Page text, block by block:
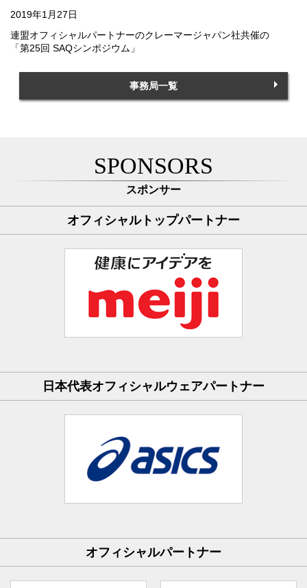
2019年1月27日
連盟オフィシャルパートナーのクレーマージャパン社共催の
「第25回 SAQシンポジウム」
事務局一覧
SPONSORS
スポンサー
オフィシャルトップパートナー
日本代表オフィシャルウェアパートナー
オフィシャルパートナー